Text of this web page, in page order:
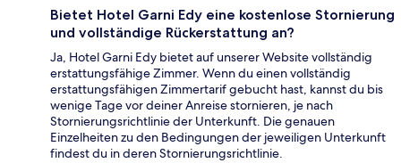
Bietet Hotel Garni Edy eine kostenlose Stornierung
und vollständige Rückerstattung an?
Ja, Hotel Garni Edy bietet auf unserer Website vollständig
erstattungsfähige Zimmer. Wenn du einen vollständig
erstattungsfähigen Zimmertarif gebucht hast, kannst du bis
wenige Tage vor deiner Anreise stornieren, je nach
Stornierungsrichtlinie der Unterkunft. Die genauen
Einzelheiten zu den Bedingungen der jeweiligen Unterkunft
findest du in deren Stornierungsrichtlinie.